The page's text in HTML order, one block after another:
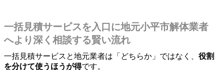
一括見積サービスを入口に地元小平市解体業者
へより深く相談する賢い流れ
一括見積サービスと地元業者は「どちらか」ではなく、 役割
を分けて使うほうが得です。